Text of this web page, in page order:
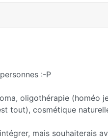
:-P
oligothérapie (homéo
tout), cosmétique
mais souhaiterais